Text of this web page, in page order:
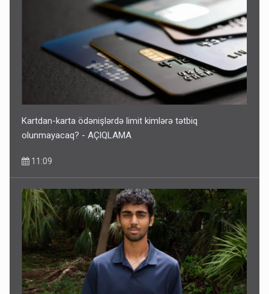
Bu ölkələrə şəxsiyyət vəsiqəsi ilə gedə biləcəksiniz -
Ərdoğana sui-qəsd planının iştirakçısı detalları açıqladı
5 Avqust 16:56
Kartdan-karta ödənişlərdə limit kimlərə tətbiq
olunmayacaq? - AÇIQLAMA
11:09